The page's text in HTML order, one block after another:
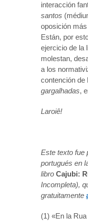
interacción
santos
oposición
Están, por
ejercicio de la
molestan,
a los
contención de
gargalhadas,
Laroiê!
Este texto fue
portugués en
libro Cajubi:
Incompleta),
gratuitamente
(1) «En la